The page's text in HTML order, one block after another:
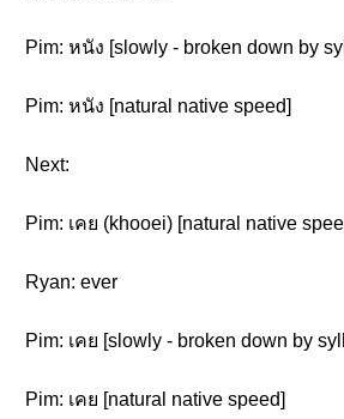
Pim: หนัง [slowly - broken down by
Pim: หนัง [natural native speed]
Next:
Pim: เคย (khooei) [natural native
Ryan: ever
Pim: เคย [slowly - broken down by
Pim: เคย [natural native speed]